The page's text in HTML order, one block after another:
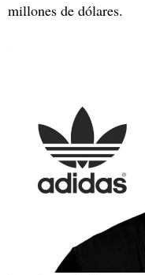
millones de dólares.